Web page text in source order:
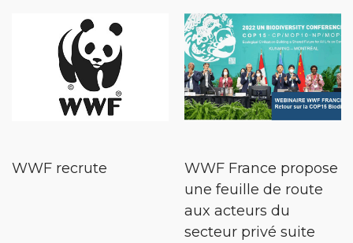
WWF recrute
WWF France propose
une feuille de route
aux acteurs du
secteur privé suite